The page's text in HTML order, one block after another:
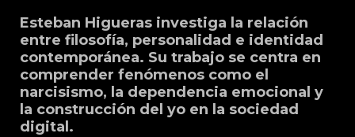
Esteban Higueras investiga la relación
entre filosofía, personalidad e identidad
contemporánea. Su trabajo se centra en
comprender fenómenos como el
narcisismo, la dependencia emocional y
la construcción del yo en la sociedad
digital.